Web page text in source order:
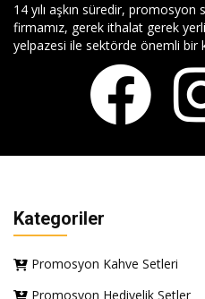
14 yılı aşkın süredir,
firmamız, gerek ithalat gerek
yelpazesi ile sektörde önemli bir
Kategoriler
Promosyon Kahve Setleri
Promosyon Hediyelik Setler